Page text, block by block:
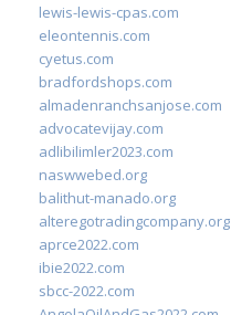
lewis-lewis-cpas.com
eleontennis.com
cyetus.com
bradfordshops.com
almadenranchsanjose.com
advocatevijay.com
adlibilimler2023.com
naswwebed.org
balithut-manado.org
alteregotradingcompany.org
aprce2022.com
ibie2022.com
sbcc-2022.com